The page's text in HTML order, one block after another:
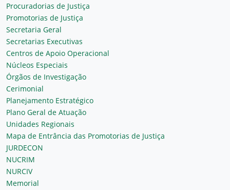
Procuradorias de Justiça
Promotorias de Justiça
Secretaria Geral
Secretarias Executivas
Centros de Apoio Operacional
Núcleos Especiais
Órgãos de Investigação
Cerimonial
Planejamento Estratégico
Plano Geral de Atuação
Unidades Regionais
Mapa de Entrância das Promotorias de Justiça
JURDECON
NUCRIM
NURCIV
Memorial